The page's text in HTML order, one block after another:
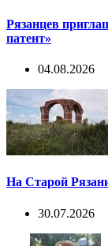
Рязанцев
патент»
04.08.2026
На Старой
30.07.2026